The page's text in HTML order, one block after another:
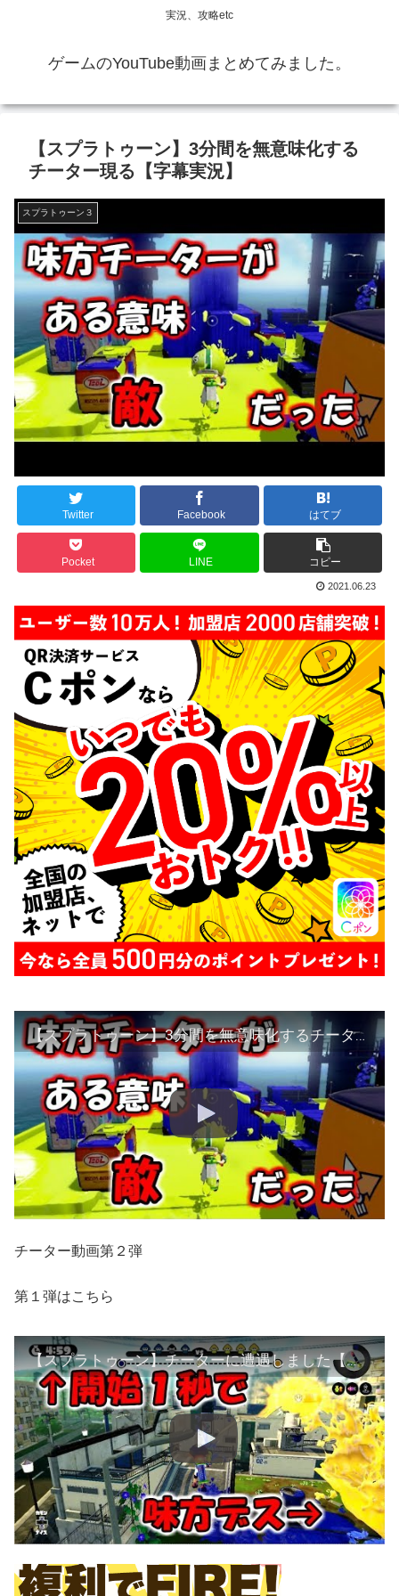
実況、攻略etc
ゲームのYouTube動画まとめてみました。
【スプラトゥーン】3分間を無意味化する
チーター現る【字幕実況】
スプラトゥーン３
Twitter Facebook はてブ
Pocket LINE コピー
2021.06.23
【スプラトゥーン】3分間を無意味化するチーター現る【字幕実況】
チーター動画第２弾
第１弾はこちら
【スプラトゥーン】チーターに遭遇しました【字幕実況】